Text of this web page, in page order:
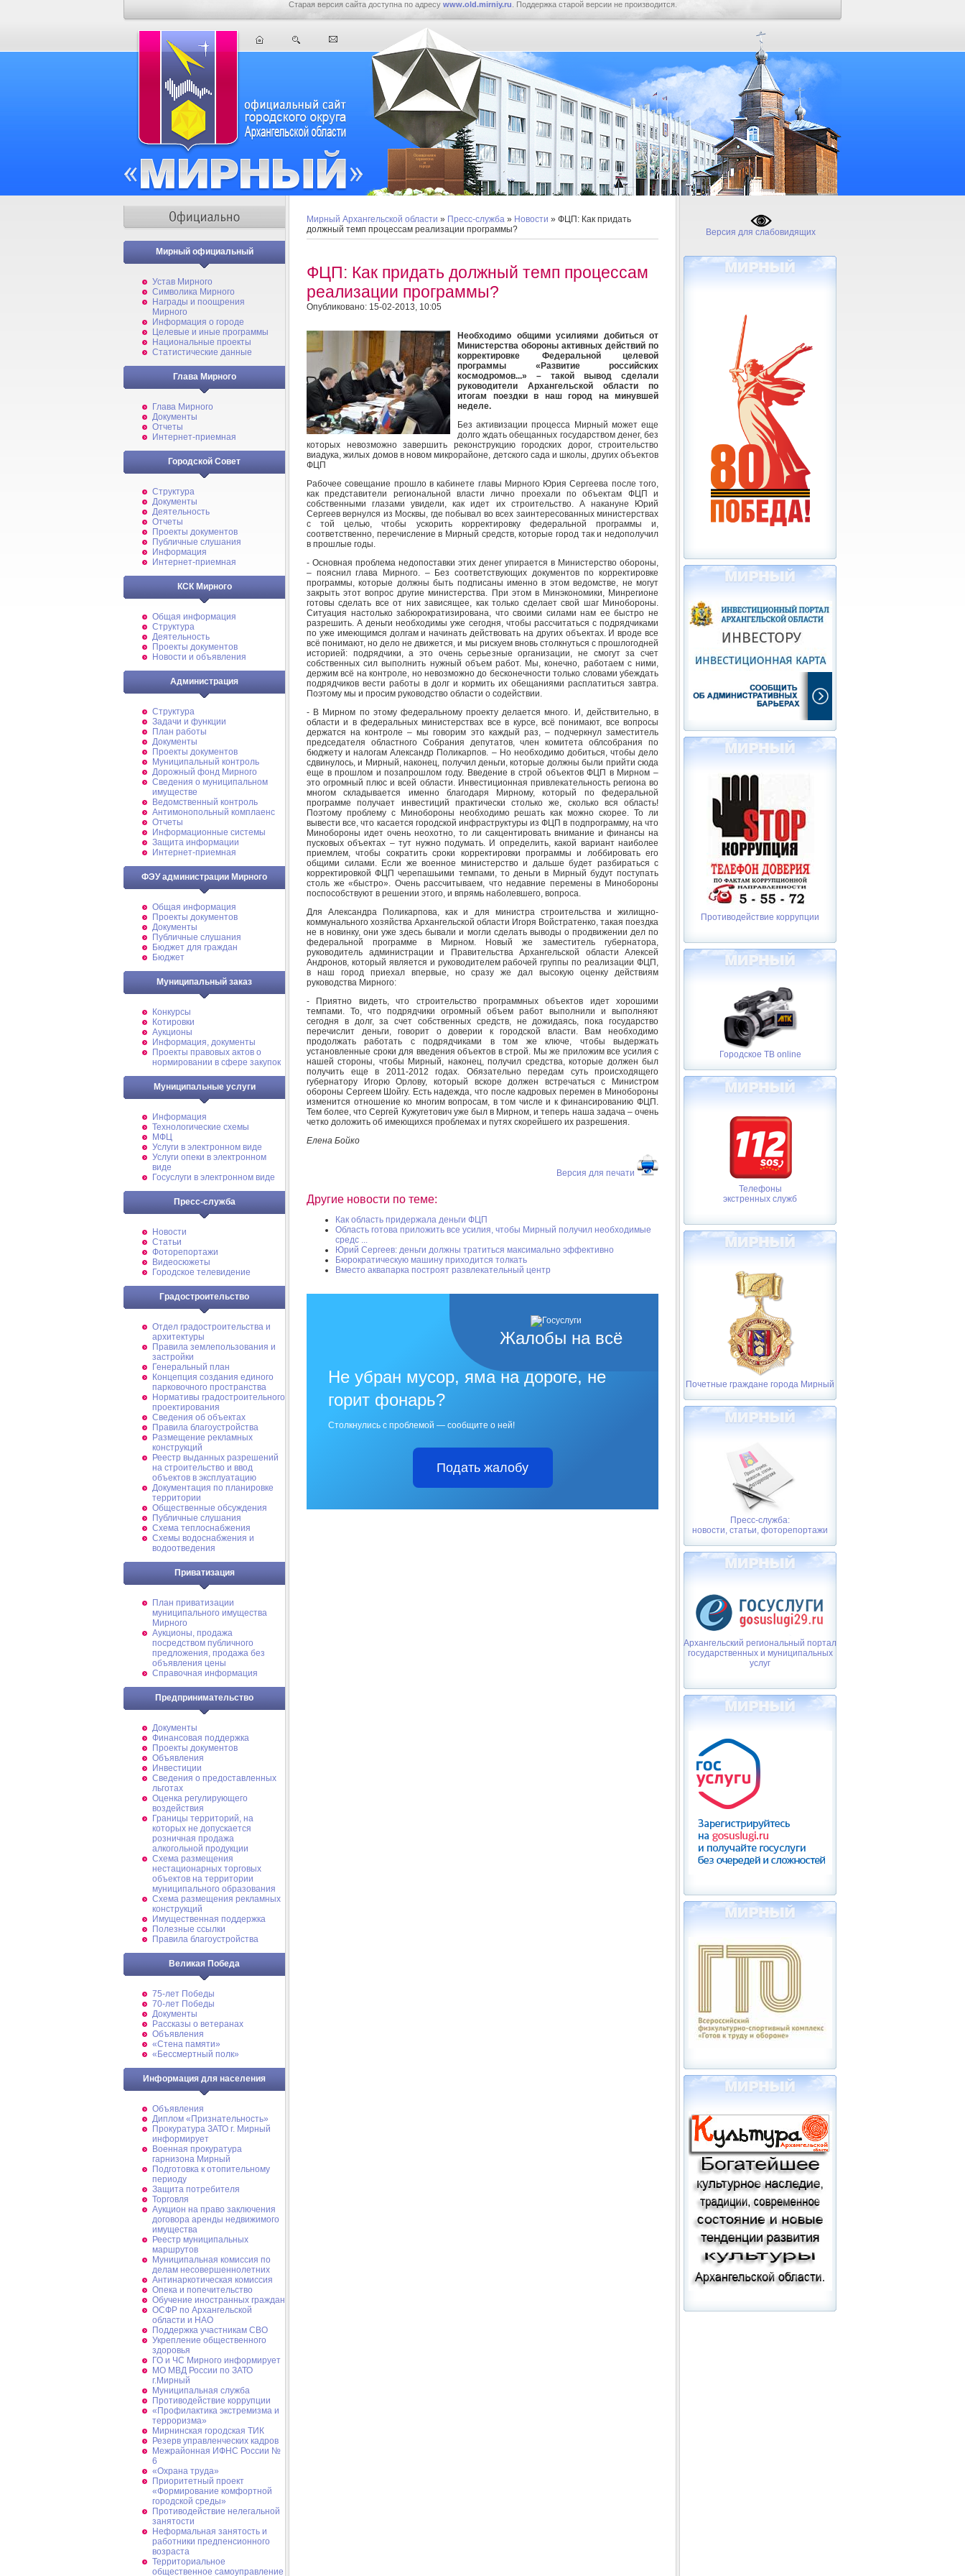
Старая версия сайта доступна по адресу www.old.mirniy.ru . Поддержка старой версии не производится.
Мирный официальный
Устав Мирного
Символика Мирного
Награды и поощрения
Мирного
Информация о городе
Целевые и иные программы
Национальные проекты
Статистические данные
Глава Мирного
Глава Мирного
Документы
Отчеты
Интернет-приемная
Городской Совет
Структура
Документы
Деятельность
Отчеты
Проекты документов
Публичные слушания
Информация
Интернет-приемная
КСК Мирного
Общая информация
Структура
Деятельность
Проекты документов
Новости и объявления
Администрация
Структура
Задачи и функции
План работы
Документы
Проекты документов
Муниципальный контроль
Дорожный фонд Мирного
Cведения о муниципальном
имуществе
Ведомственный контроль
Антимонопольный комплаенс
Отчеты
Информационные системы
Защита информации
Интернет-приемная
ФЭУ администрации Мирного
Общая информация
Проекты документов
Документы
Публичные слушания
Бюджет для граждан
Бюджет
Муниципальный заказ
Конкурсы
Котировки
Аукционы
Информация, документы
Проекты правовых актов о
нормировании в сфере закупок
Муниципальные услуги
Информация
Технологические схемы
МФЦ
Услуги в электронном виде
Услуги опеки в электронном
виде
Госуслуги в электронном виде
Пресс-служба
Новости
Статьи
Фоторепортажи
Видеосюжеты
Городское телевидение
Градостроительство
Отдел градостроительства и
архитектуры
Правила землепользования и
застройки
Генеральный план
Концепция создания единого
парковочного пространства
Нормативы градостроительного
проектирования
Сведения об объектах
Правила благоустройства
Размещение рекламных
конструкций
Реестр выданных разрешений
на строительство и ввод
объектов в эксплуатацию
Документация по планировке
территории
Общественные обсуждения
Публичные слушания
Схема теплоснабжения
Схемы водоснабжения и
водоотведения
Приватизация
План приватизации
муниципального имущества
Мирного
Аукционы, продажа
посредством публичного
предложения, продажа без
объявления цены
Справочная информация
Предпринимательство
Документы
Финансовая поддержка
Проекты документов
Объявления
Инвестиции
Сведения о предоставленных
льготах
Оценка регулирующего
воздействия
Границы территорий, на
которых не допускается
розничная продажа
алкогольной продукции
Схема размещения
нестационарных торговых
объектов на территории
муниципального образования
Схема размещения рекламных
конструкций
Имущественная поддержка
Полезные ссылки
Правила благоустройства
Великая Победа
75-лет Победы
70-лет Победы
Документы
Рассказы о ветеранах
Объявления
«Стена памяти»
«Бессмертный полк»
Информация для населения
Объявления
Диплом «Признательность»
Прокуратура ЗАТО г. Мирный
информирует
Военная прокуратура
гарнизона Мирный
Подготовка к отопительному
периоду
Защита потребителя
Торговля
Аукцион на право заключения
договора аренды недвижимого
имущества
Реестр муниципальных
маршрутов
Муниципальная комиссия по
делам несовершеннолетних
Антинаркотическая комиссия
Опека и попечительство
Обучение иностранных граждан
ОСФР по Архангельской
области и НАО
Поддержка участникам СВО
Укрепление общественного
здоровья
ГО и ЧС Мирного информирует
МО МВД России по ЗАТО
г.Мирный
Муниципальная cлужба
Противодействие коррупции
«Профилактика экстремизма и
терроризма»
Мирнинская городская ТИК
Резерв управленческих кадров
Межрайонная ИФНС России №
6
«Охрана труда»
Приоритетный проект
«Формирование комфортной
городской среды»
Противодействие нелегальной
занятости
Неформальная занятость и
работники предпенсионного
возраста
Территориальное
общественное самоуправление
Мирный Архангельской области » Пресс-служба » Новости » ФЦП: Как придать
должный темп процессам реализации программы?
ФЦП: Как придать должный темп процессам
реализации программы?
Опубликовано: 15-02-2013, 10:05
Необходимо общими усилиями добиться от
Министерства обороны активных действий по
корректировке Федеральной целевой
программы «Развитие российских
космодромов...» – такой вывод сделали
руководители Архангельской области по
итогам поездки в наш город на минувшей
неделе.
Без активизации процесса Мирный может еще
долго ждать обещанных государством денег, без
которых невозможно завершить реконструкцию городских дорог, строительство
виадука, жилых домов в новом микрорайоне, детского сада и школы, других объектов
ФЦП
Рабочее совещание прошло в кабинете главы Мирного Юрия Сергеева после того,
как представители региональной власти лично проехали по объектам ФЦП и
собственными глазами увидели, как идет их строительство. А накануне Юрий
Сергеев вернулся из Москвы, где побывал во всех заинтересованных министерствах
с той целью, чтобы ускорить корректировку федеральной программы и,
соответственно, перечисление в Мирный средств, которые город так и недополучил
в прошлые годы.
- Основная проблема недопоставки этих денег упирается в Министерство обороны,
– пояснил глава Мирного. – Без соответствующих документов по корректировке
программы, которые должны быть подписаны именно в этом ведомстве, не могут
закрыть этот вопрос другие министерства. При этом в Минэкономики, Минрегионе
готовы сделать все от них зависящее, как только сделает свой шаг Минобороны.
Ситуация настолько забюрократизирована, что своими силами нам ее быстро не
разрешить. А деньги необходимы уже сегодня, чтобы рассчитаться с подрядчиками
по уже имеющимся долгам и начинать действовать на других объектах. И вроде все
всё понимают, но дело не движется, и мы рискуем вновь столкнуться с прошлогодней
историей: подрядчики, а это очень серьезные организации, не смогут за счет
собственных сил выполнить нужный объем работ. Мы, конечно, работаем с ними,
держим всё на контроле, но невозможно до бесконечности только словами убеждать
подрядчиков вести работы в долг и кормить их обещаниями расплатиться завтра.
Поэтому мы и просим руководство области о содействии.
- В Мирном по этому федеральному проекту делается много. И, действительно, в
области и в федеральных министерствах все в курсе, всё понимают, все вопросы
держатся на контроле – мы говорим это каждый раз, – подчеркнул заместитель
председателя областного Собрания депутатов, член комитета облсобрания по
бюджету и налогам Александр Поликарпов. – Но необходимо добиться, чтобы дело
сдвинулось, и Мирный, наконец, получил деньги, которые должны были прийти сюда
еще в прошлом и позапрошлом году. Введение в строй объектов ФЦП в Мирном –
это огромный плюс и всей области. Инвестиционная привлекательность региона во
многом складывается именно благодаря Мирному, который по федеральной
программе получает инвестиций практически столько же, сколько вся область!
Поэтому проблему с Минобороны необходимо решать как можно скорее. То ли
вывести все, что касается городской инфраструктуры из ФЦП в подпрограмму, на что
Минобороны идет очень неохотно, то ли сакцентировать внимание и финансы на
пусковых объектах – тут нужно подумать. И определить, какой вариант наиболее
приемлем, чтобы сократить сроки корректировки программы и лоббировать его
общими силами. Если же военное министерство и дальше будет разбираться с
корректировкой ФЦП черепашьими темпами, то деньги в Мирный будут поступать
столь же «быстро». Очень рассчитываем, что недавние перемены в Минобороны
поспособствуют в решении этого, и впрямь наболевшего, вопроса.
Для Александра Поликарпова, как и для министра строительства и жилищно-
коммунального хозяйства Архангельской области Игоря Войстратенко, такая поездка
не в новинку, они уже здесь бывали и могли сделать выводы о продвижении дел по
федеральной программе в Мирном. Новый же заместитель губернатора,
руководитель администрации и Правительства Архангельской области Алексей
Андронов, который является и руководителем рабочей группы по реализации ФЦП,
в наш город приехал впервые, но сразу же дал высокую оценку действиям
руководства Мирного:
- Приятно видеть, что строительство программных объектов идет хорошими
темпами. То, что подрядчики огромный объем работ выполнили и выполняют
сегодня в долг, за счет собственных средств, не дожидаясь, пока государство
перечислит деньги, говорит о доверии к городской власти. Вам необходимо
продолжать работать с подрядчиками в том же ключе, чтобы выдержать
установленные сроки для введения объектов в строй. Мы же приложим все усилия с
нашей стороны, чтобы Мирный, наконец, получил средства, которые должен был
получить еще в 2011-2012 годах. Обязательно передам суть происходящего
губернатору Игорю Орлову, который вскоре должен встречаться с Министром
обороны Сергеем Шойгу. Есть надежда, что после кадровых перемен в Минобороны
изменится отношение ко многим вопросам, в том числе и к финансированию ФЦП.
Тем более, что Сергей Кужугетович уже был в Мирном, и теперь наша задача – очень
четко доложить об имеющихся проблемах и путях скорейшего их разрешения.
Елена Бойко
Версия для печати
Другие новости по теме:
Как область придержала деньги ФЦП
Область готова приложить все усилия, чтобы Мирный получил необходимые
средс ...
Юрий Сергеев: деньги должны тратиться максимально эффективно
Бюрократическую машину приходится толкать
Вместо аквапарка построят развлекательный центр
Жалобы на всё
Не убран мусор, яма на дороге, не
горит фонарь?
Столкнулись с проблемой — сообщите о ней!
Подать жалобу
Версия для слабовидящих
Противодействие коррупции
Городское ТВ online
Телефоны
экстренных служб
Почетные граждане города Мирный
Пресс-служба:
новости, статьи, фоторепортажи
Архангельский региональный портал
государственных и муниципальных
услуг